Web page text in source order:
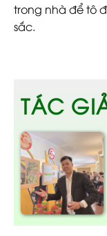
trong nhà để tô
sắc.
TÁC